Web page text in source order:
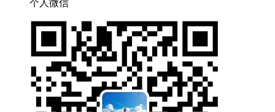
个人微信